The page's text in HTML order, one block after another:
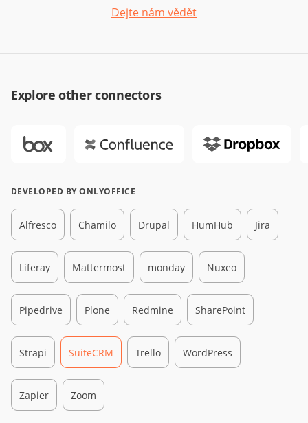
Dejte nám vědět
Explore other connectors
DEVELOPED BY ONLYOFFICE
Alfresco Chamilo Drupal HumHub Jira
Liferay Mattermost monday Nuxeo
Pipedrive Plone Redmine SharePoint
Strapi SuiteCRM Trello WordPress
Zapier Zoom